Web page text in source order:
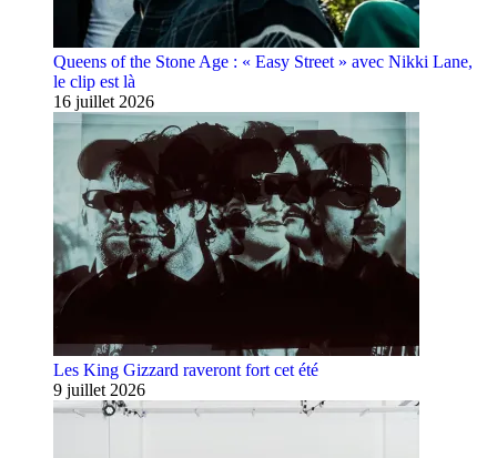
Queens of the Stone Age : « Easy Street » avec Nikki Lane,
le clip est là
16 juillet 2026
Les King Gizzard raveront fort cet été
9 juillet 2026